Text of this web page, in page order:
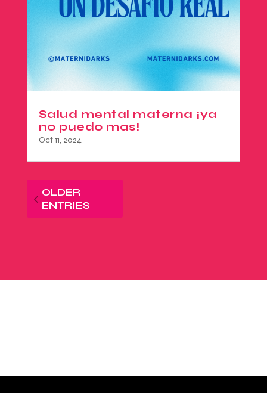
Salud mental materna ¡ya
no puedo mas!
Oct 11, 2024
OLDER
ENTRIES